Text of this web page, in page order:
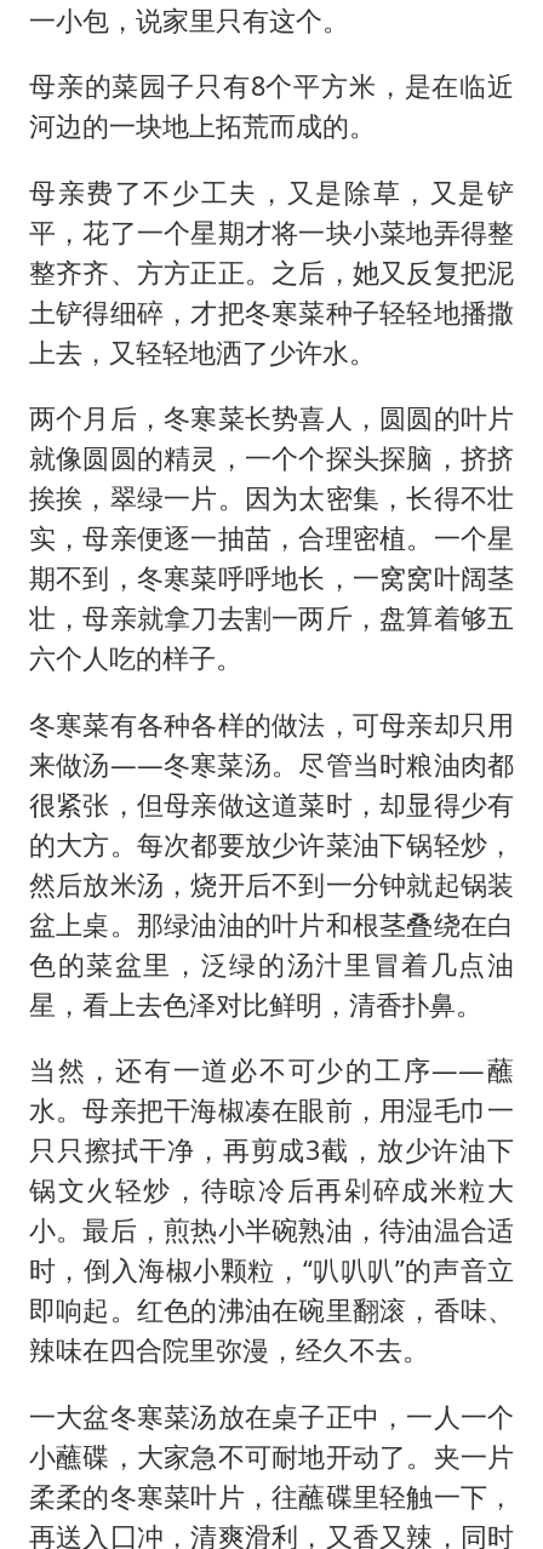
一小包，说家里只有这个。
母亲的菜园子只有8个平方米，是在临近
河边的一块地上拓荒而成的。
母亲费了不少工夫，又是除草，又是铲
平，花了一个星期才将一块小菜地弄得整
整齐齐、方方正正。之后，她又反复把泥
土铲得细碎，才把冬寒菜种子轻轻地播撒
上去，又轻轻地洒了少许水。
两个月后，冬寒菜长势喜人，圆圆的叶片
就像圆圆的精灵，一个个探头探脑，挤挤
挨挨，翠绿一片。因为太密集，长得不壮
实，母亲便逐一抽苗，合理密植。一个星
期不到，冬寒菜呼呼地长，一窝窝叶阔茎
壮，母亲就拿刀去割一两斤，盘算着够五
六个人吃的样子。
冬寒菜有各种各样的做法，可母亲却只用
来做汤——冬寒菜汤。尽管当时粮油肉都
很紧张，但母亲做这道菜时，却显得少有
的大方。每次都要放少许菜油下锅轻炒，
然后放米汤，烧开后不到一分钟就起锅装
盆上桌。那绿油油的叶片和根茎叠绕在白
色的菜盆里，泛绿的汤汁里冒着几点油
星，看上去色泽对比鲜明，清香扑鼻。
当然，还有一道必不可少的工序——蘸
水。母亲把干海椒凑在眼前，用湿毛巾一
只只擦拭干净，再剪成3截，放少许油下
锅文火轻炒，待晾冷后再剁碎成米粒大
小。最后，煎热小半碗熟油，待油温合适
时，倒入海椒小颗粒，“叭叭叭”的声音立
即响起。红色的沸油在碗里翻滚，香味、
辣味在四合院里弥漫，经久不去。
一大盆冬寒菜汤放在桌子正中，一人一个
小蘸碟，大家急不可耐地开动了。夹一片
柔柔的冬寒菜叶片，往蘸碟里轻触一下，
再送入囗冲，清爽滑利，又香又辣，同时